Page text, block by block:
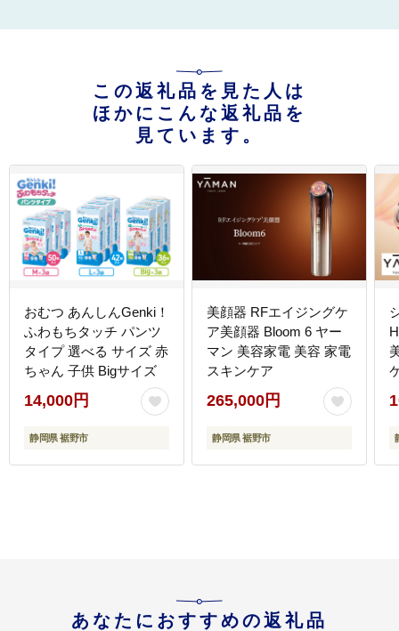
この返礼品を見た人は
ほかにこんな返礼品を
見ています。
おむつ あんしんGenki！
ふわもちタッチ パンツ
タイプ 選べる サイズ 赤
ちゃん 子供 Bigサイズ
14,000円
静岡県 裾野市
美顔器 RFエイジングケ
ア美顔器 Bloom 6 ヤー
マン 美容家電 美容 家電
スキンケア
265,000円
静岡県 裾野市
あなたにおすすめの返礼品